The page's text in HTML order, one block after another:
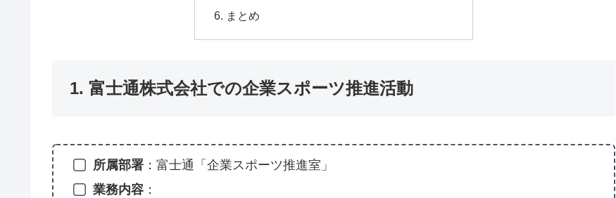
まとめ
1. 富士通株式会社での企業スポーツ推進活動
所属部署 ：富士通「企業スポーツ推進室」
業務内容 ：